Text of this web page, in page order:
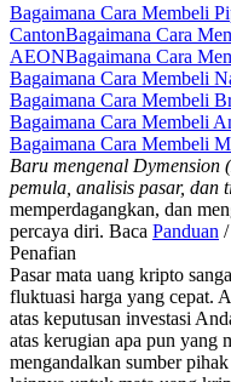
Bagaimana Cara Membeli
CantonBagaimana Cara
AEONBagaimana Cara
Bagaimana Cara Membeli
Bagaimana Cara Membeli
Bagaimana Cara Membeli
Bagaimana Cara Membeli
Baru mengenal Dymension
pemula, analisis pasar, dan
memperdagangkan, dan
percaya diri. Baca Panduan
Penafian
Pasar mata uang kripto
fluktuasi harga yang cepat.
atas keputusan investasi
atas kerugian apa pun yang
mengandalkan sumber